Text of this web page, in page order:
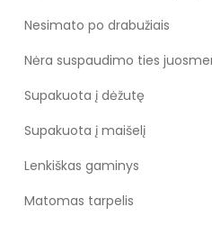
Nesimato po drabužiais
Nėra suspaudimo ties
Supakuota į dėžutę
Supakuota į maišelį
Lenkiškas gaminys
Matomas tarpelis